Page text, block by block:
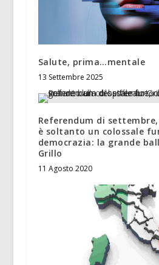
Salute, prima…mentale
13 Settembre 2025
Referendum di
è soltanto un colossale
democrazia: la grande
Grillo
11 Agosto 2020